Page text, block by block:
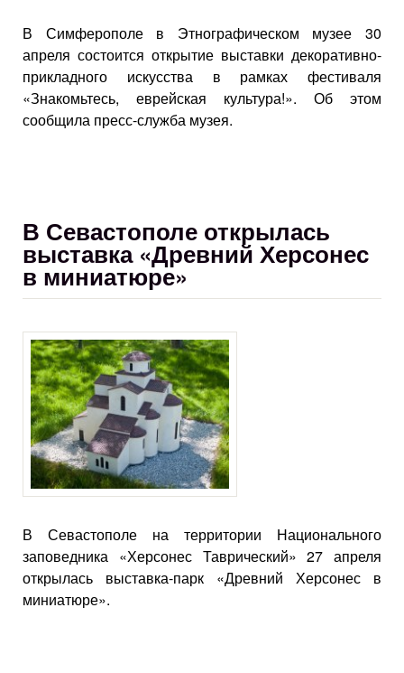
В Симферополе в Этнографическом музее 30
апреля состоится открытие выставки декоративно-
прикладного искусства в рамках фестиваля
«Знакомьтесь, еврейская культура!». Об этом
сообщила пресс-служба музея.
В Севастополе открылась
выставка «Древний Херсонес
в миниатюре»
В Севастополе на территории Национального
заповедника «Херсонес Таврический» 27 апреля
открылась выставка-парк «Древний Херсонес в
миниатюре».